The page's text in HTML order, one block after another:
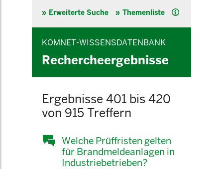
Erweiterte Suche Themenliste Hilfe
KOMNET-WISSENSDATENBANK
Rechercheergebnisse
Ergebnisse 401 bis 420
von 915 Treffern
Welche Prüffristen gelten
für Brandmeldeanlagen in
Industriebetrieben?